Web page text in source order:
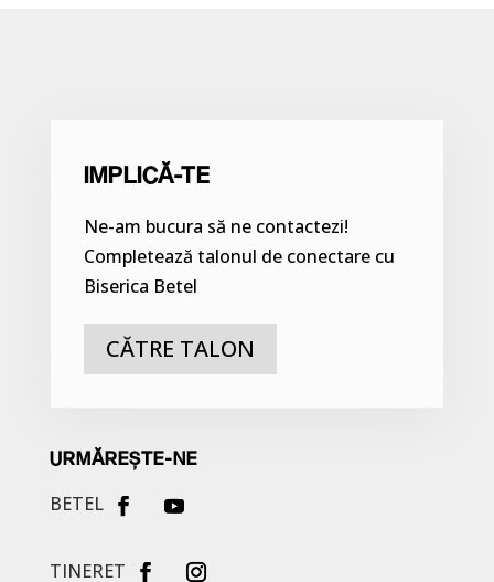
IMPLICĂ-TE
Ne-am bucura să ne contactezi!
Completează talonul de conectare cu
Biserica Betel
CĂTRE TALON
URMĂREȘTE-NE
BETEL
TINERET